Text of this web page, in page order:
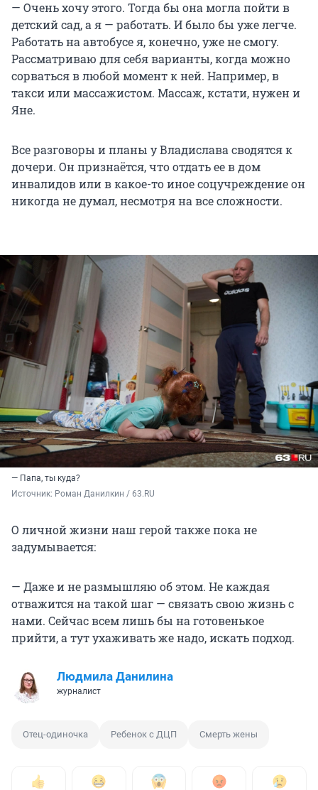
— Очень хочу этого. Тогда бы она могла пойти в
детский сад, а я — работать. И было бы уже легче.
Работать на автобусе я, конечно, уже не смогу.
Рассматриваю для себя варианты, когда можно
сорваться в любой момент к ней. Например, в
такси или массажистом. Массаж, кстати, нужен и
Яне.
Все разговоры и планы у Владислава сводятся к
дочери. Он признаётся, что отдать ее в дом
инвалидов или в какое-то иное соцучреждение он
никогда не думал, несмотря на все сложности.
— Папа, ты куда?
Источник: Роман Данилкин / 63.RU
О личной жизни наш герой также пока не
задумывается:
— Даже и не размышляю об этом. Не каждая
отважится на такой шаг — связать свою жизнь с
нами. Сейчас всем лишь бы на готовенькое
прийти, а тут ухаживать же надо, искать подход.
Людмила Данилина
журналист
Отец-одиночка Ребенок с ДЦП Смерть жены